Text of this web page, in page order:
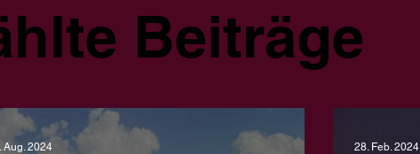
Beiträge
Aug. 2024 28. Feb. 2024